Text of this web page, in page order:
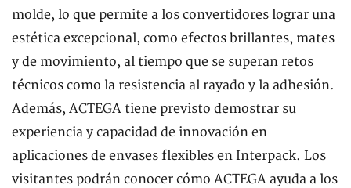
molde, lo que permite a los convertidores lograr una
estética excepcional, como efectos brillantes, mates
y de movimiento, al tiempo que se superan retos
técnicos como la resistencia al rayado y la adhesión.
Además, ACTEGA tiene previsto demostrar su
experiencia y capacidad de innovación en
aplicaciones de envases flexibles en Interpack. Los
visitantes podrán conocer cómo ACTEGA ayuda a los